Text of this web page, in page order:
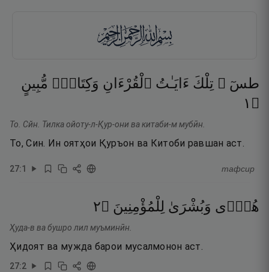
طسٓ ۚ تِلْكَ ءَايَـٰتُ ٱلْقُرْءَانِ وَكِتَابٍۢ مُّبِينٍ
۝ ١
То. Сйн. Тилка ойоту-л-Қур-они ва китаби-м мубӣн.
То, Син. Ин оятҳои Қуръон ва Китоби равшан аст.
27:1 тафсир
هُدًۭى وَبُشْرَىٰ لِلْمُؤْمِنِينَ ۝٢
Ҳуда-в ва бушро лил муъминӣн.
Ҳидоят ва мужда барои мусалмонон аст.
27:2